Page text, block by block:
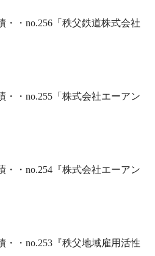
・・no.256「秩父鉄道株式会社
・・no.255「株式会社エーアン
・・no.254『株式会社エーアン
・・no.253『秩父地域雇用活性